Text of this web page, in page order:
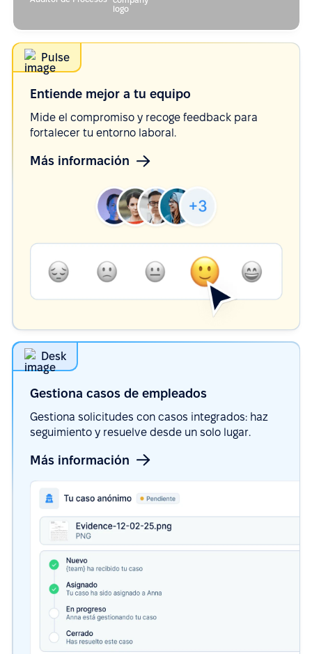
Pulse
Entiende mejor a tu equipo
Mide el compromiso y recoge feedback para
fortalecer tu entorno laboral.
Más información
Desk
Gestiona casos de empleados
Gestiona solicitudes con casos integrados: haz
seguimiento y resuelve desde un solo lugar.
Más información